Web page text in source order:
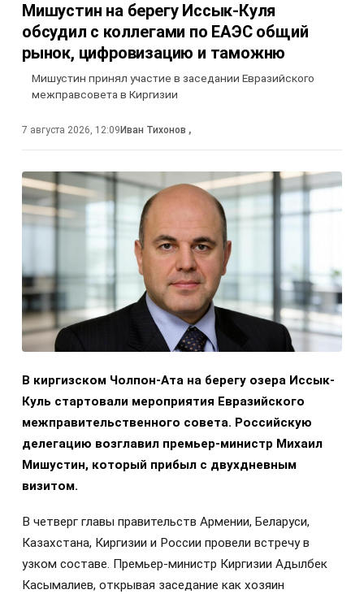
Мишустин на берегу Иссык-Куля
обсудил с коллегами по ЕАЭС общий
рынок, цифровизацию и таможню
Мишустин принял участие в заседании Евразийского
межправсовета в Киргизии
7 августа 2026, 12:09 Иван Тихонов ,
В киргизском Чолпон-Ата на берегу озера Иссык-
Куль стартовали мероприятия Евразийского
межправительственного совета. Российскую
делегацию возглавил премьер-министр Михаил
Мишустин, который прибыл с двухдневным
визитом.
В четверг главы правительств Армении, Беларуси,
Казахстана, Киргизии и России провели встречу в
узком составе. Премьер-министр Киргизии Адылбек
Касымалиев, открывая заседание как хозяин